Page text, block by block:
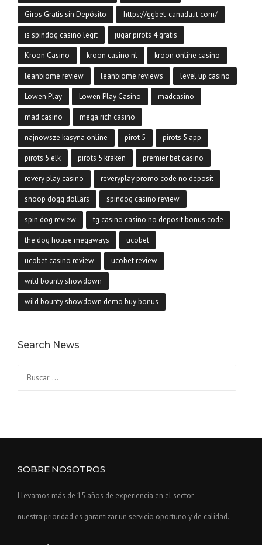
Giros Gratis sin Depósito https://ggbet-canada.it.com/
is spindog casino legit jugar pirots 4 gratis
Kroon Casino kroon casino nl kroon online casino
leanbiome review leanbiome reviews level up casino
Lowen Play Lowen Play Casino madcasino
mad casino mega rich casino
najnowsze kasyna online pirot 5 pirots 5 app
pirots 5 elk pirots 5 kraken premier bet casino
revery play casino reveryplay promo code no deposit
snoop dogg dollars spindog casino review
spin dog review tg casino casino no deposit bonus code
the dog house megaways ucobet
ucobet casino review ucobet review
wild bounty showdown
wild bounty showdown demo buy bonus
Search News
SOBRE NOSOTROS
Llevamos más de 15 años de experiencia en el sector
nuestra prioridad es garantizar un servicio oportuno y de calidad.